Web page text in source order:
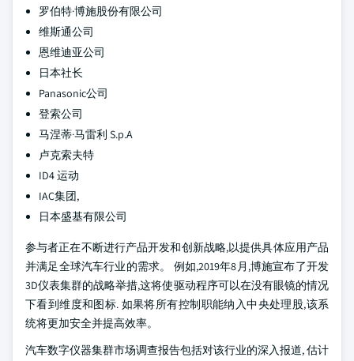
罗伯特·博施股份有限公司
维斯通公司
恩维迪亚公司
日本社长
Panasonic公司
登索公司
马涅蒂·马雷利 S.p.A
卢克索夫特
ID4 运动
IAC集团,
日本盛基有限公司
参与者正在不断进行产品开发和创新战略,以提供具体应用产品
并满足全球汽车行业的需求。 例如,2019年8月,博施宣布了开发
3D仪表集群的战略举措,这将使驱动程序可以在没有眼镜的情况
下看到维度和图标. 如果将所有控制职能纳入中央处理股,该系
统将更加安全并提高效率。
汽车数字仪器集群市场调查报告包括对该行业的深入报道, 估计